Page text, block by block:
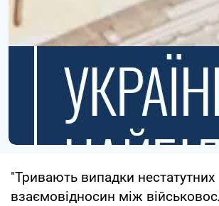
"Тривають випадки нестатутних
взаємовідносин між